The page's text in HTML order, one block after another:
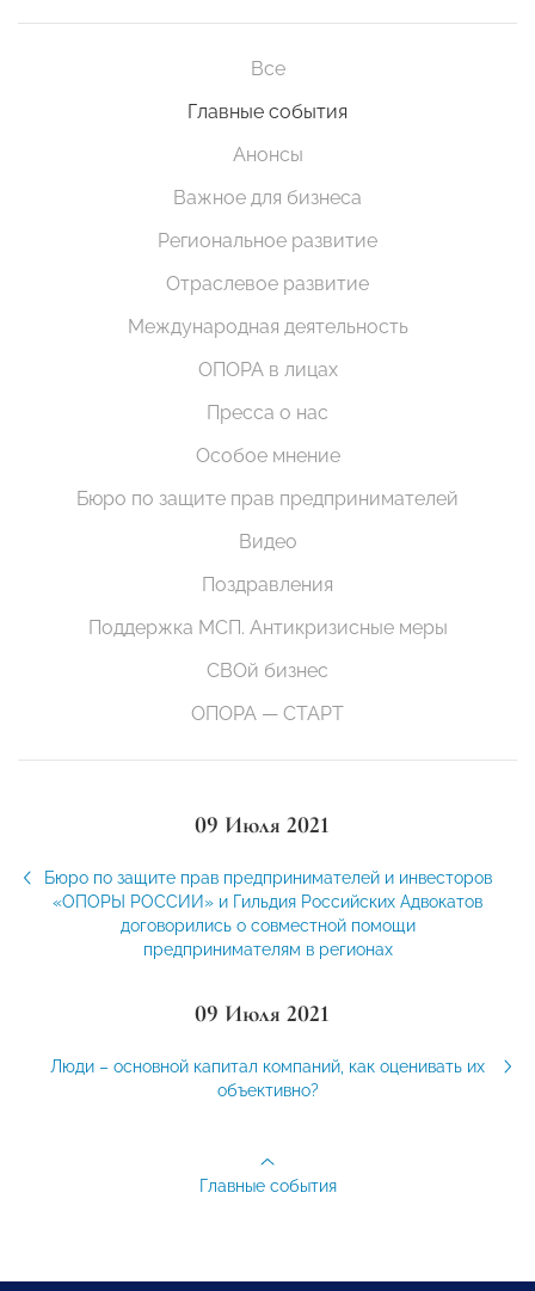
Все
Главные события
Анонсы
Важное для бизнеса
Региональное развитие
Отраслевое развитие
Международная деятельность
ОПОРА в лицах
Пресса о нас
Особое мнение
Бюро по защите прав предпринимателей
Видео
Поздравления
Поддержка МСП. Антикризисные меры
СВОй бизнес
ОПОРА — СТАРТ
09 Июля 2021
Бюро по защите прав предпринимателей и инвесторов
«ОПОРЫ РОССИИ» и Гильдия Российских Адвокатов
договорились о совместной помощи
предпринимателям в регионах
09 Июля 2021
Люди – основной капитал компаний, как оценивать их
объективно?
Главные события